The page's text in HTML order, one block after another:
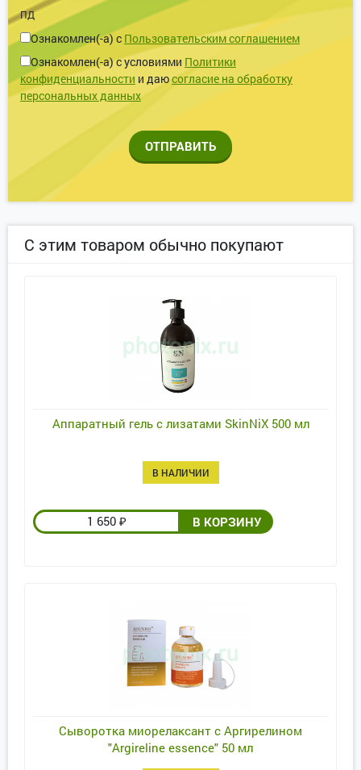
ПД
Ознакомлен(-а) с Пользовательским соглашением
Ознакомлен(-а) с условиями Политики
конфиденциальности и даюсогласие на обработку
персональных данных
ОТПРАВИТЬ
С этим товаром обычно покупают
Аппаратный гель с лизатами SkinNiX 500 мл
В НАЛИЧИИ
1 650 ₽
Сыворотка миорелаксант с Аргирелином
"Argireline essence" 50 мл